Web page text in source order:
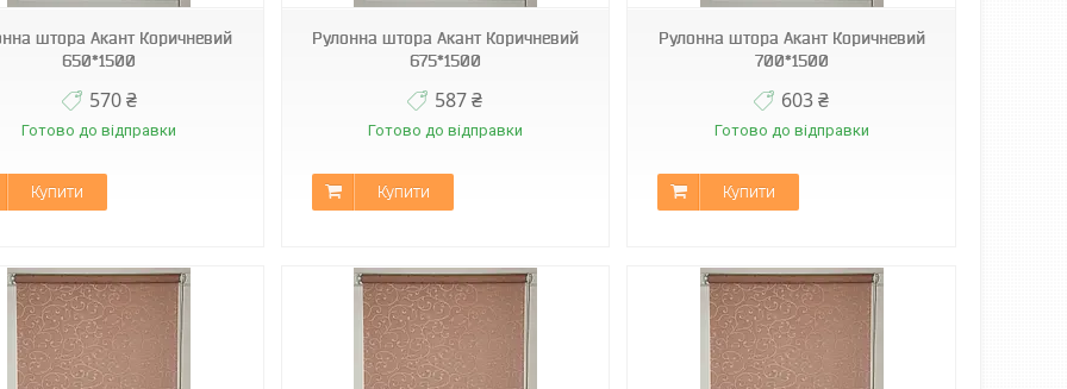
штора Акант Коричневий
650*1500
570 ₴
Готово до відправки
Купити
Рулонна штора Акант Коричневий
675*1500
587 ₴
Готово до відправки
Купити
Рулонна штора Акант Коричневий
700*1500
603 ₴
Готово до відправки
Купити